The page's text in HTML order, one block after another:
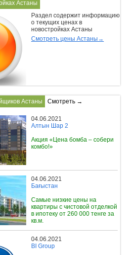
Астаны
Раздел содержит информацию
о текущих ценах в
новостройках Астаны
Смотреть цены Астаны→
Астаны Смотреть →
04.06.2021
Алтын Шар 2
Акция «Цена бомба – собери
комбо!»
04.06.2021
Бағыстан
Самые низкие цены на
квартиры с чистовой отделкой
в ипотеку от 260 000 тенге за
кв.м.
04.06.2021
BI Group